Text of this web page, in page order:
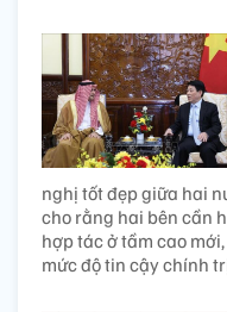
nghị tốt đẹp giữa hai
cho rằng hai bên cần
hợp tác ở tầm cao
mức độ tin cậy chính